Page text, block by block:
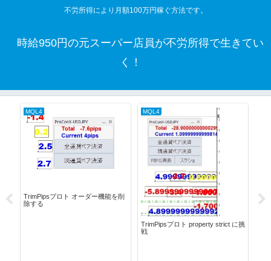
不労所得により月額100万円稼ぐ方法です。
時給950円の元スーパー店員が不労所得で生きてい
く！
MQL4
TrimPipsプロト オーダー機能を削
除する
MQL4
TrimPipsプロト property strict に挑
戦